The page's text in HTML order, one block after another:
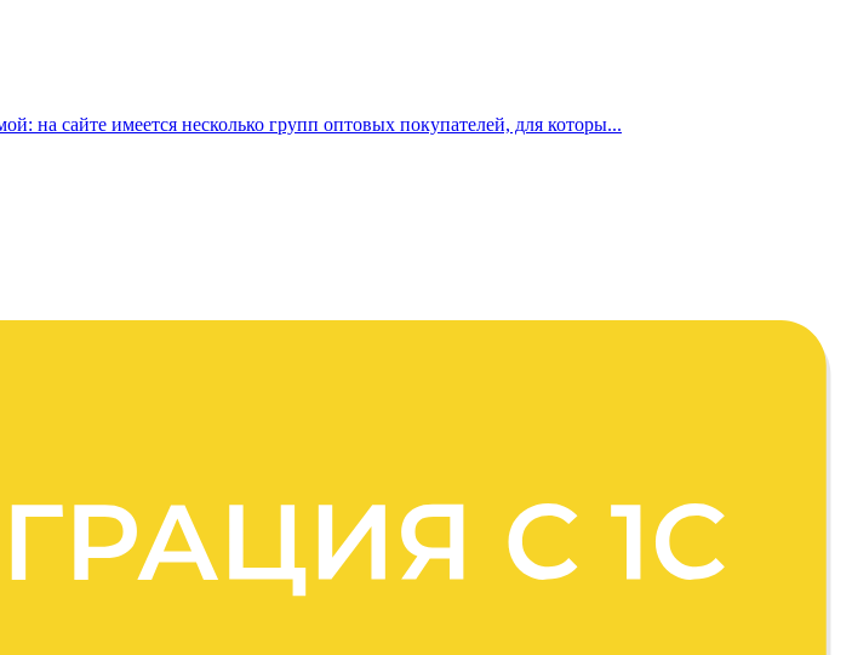
на сайте имеется несколько групп оптовых покупателей, для которы...